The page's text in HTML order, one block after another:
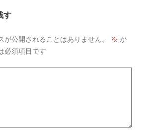
す
が公開されることはありません。 ※ が
必須項目です